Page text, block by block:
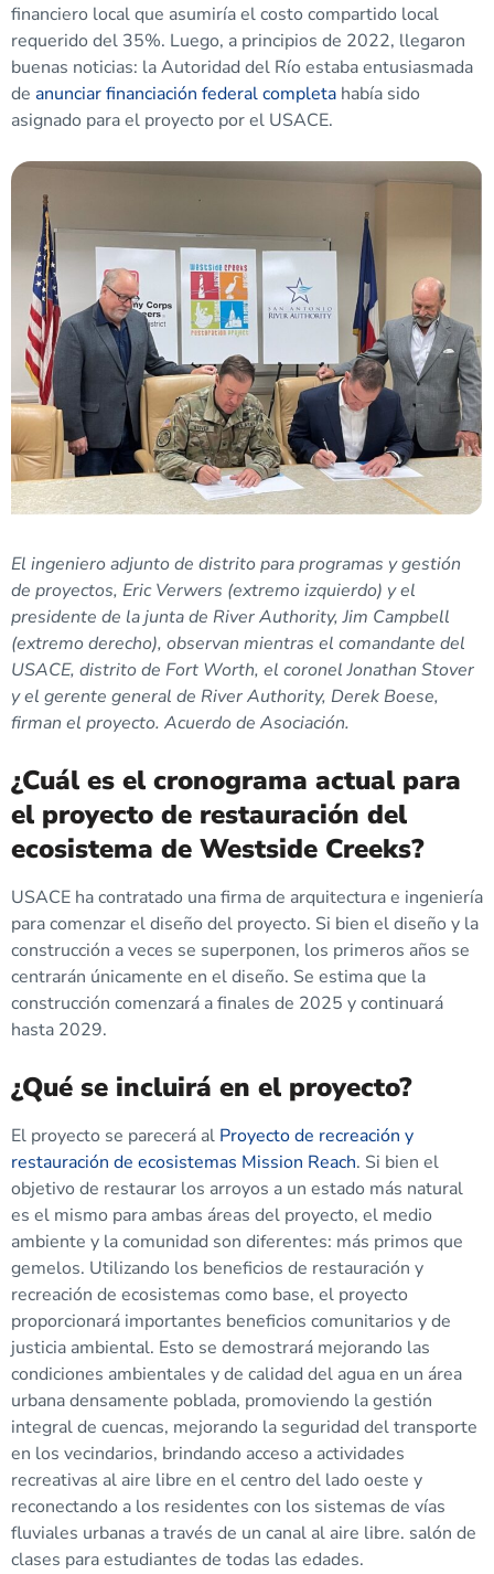
financiero local que asumiría el costo compartido local
requerido del 35%. Luego, a principios de 2022, llegaron
buenas noticias: la Autoridad del Río estaba entusiasmada
de anunciar financiación federal completa había sido
asignado para el proyecto por el USACE.
El ingeniero adjunto de distrito para programas y gestión
de proyectos, Eric Verwers (extremo izquierdo) y el
presidente de la junta de River Authority, Jim Campbell
(extremo derecho), observan mientras el comandante del
USACE, distrito de Fort Worth, el coronel Jonathan Stover
y el gerente general de River Authority, Derek Boese,
firman el proyecto. Acuerdo de Asociación.
¿Cuál es el cronograma actual para
el proyecto de restauración del
ecosistema de Westside Creeks?
USACE ha contratado una firma de arquitectura e ingeniería
para comenzar el diseño del proyecto. Si bien el diseño y la
construcción a veces se superponen, los primeros años se
centrarán únicamente en el diseño. Se estima que la
construcción comenzará a finales de 2025 y continuará
hasta 2029.
¿Qué se incluirá en el proyecto?
El proyecto se parecerá al Proyecto de recreación y
restauración de ecosistemas Mission Reach. Si bien el
objetivo de restaurar los arroyos a un estado más natural
es el mismo para ambas áreas del proyecto, el medio
ambiente y la comunidad son diferentes: más primos que
gemelos. Utilizando los beneficios de restauración y
recreación de ecosistemas como base, el proyecto
proporcionará importantes beneficios comunitarios y de
justicia ambiental. Esto se demostrará mejorando las
condiciones ambientales y de calidad del agua en un área
urbana densamente poblada, promoviendo la gestión
integral de cuencas, mejorando la seguridad del transporte
en los vecindarios, brindando acceso a actividades
recreativas al aire libre en el centro del lado oeste y
reconectando a los residentes con los sistemas de vías
fluviales urbanas a través de un canal al aire libre. salón de
clases para estudiantes de todas las edades.